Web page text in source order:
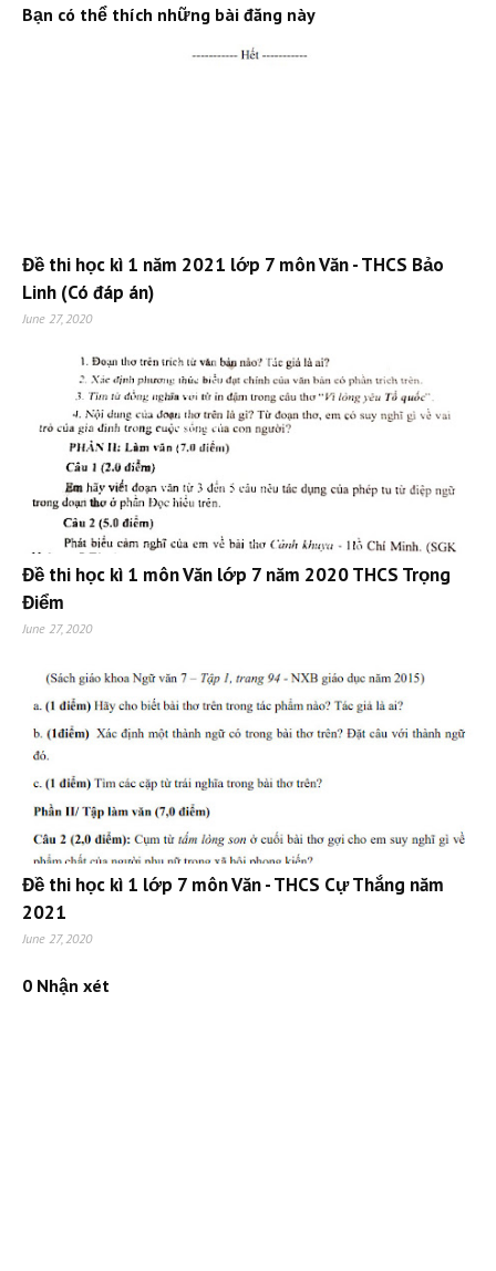
Bạn có thể thích những bài đăng này
Đề thi học kì 1 năm 2021 lớp 7 môn Văn - THCS Bảo
Linh (Có đáp án)
June 27, 2020
Đề thi học kì 1 môn Văn lớp 7 năm 2020 THCS Trọng
Điểm
June 27, 2020
Đề thi học kì 1 lớp 7 môn Văn - THCS Cự Thắng năm
2021
June 27, 2020
0 Nhận xét